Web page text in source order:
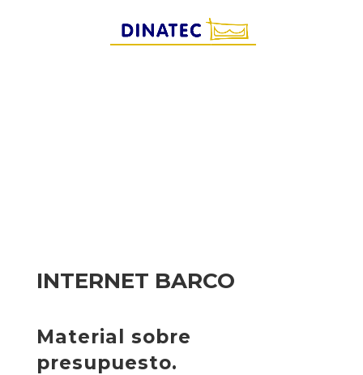
INTERNET BARCO
Material sobre
presupuesto.